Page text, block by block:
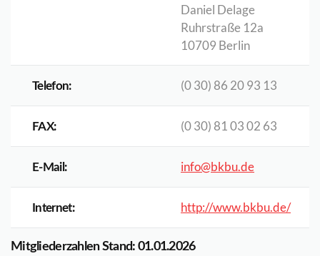
Daniel Delage
Ruhrstraße 12a
10709 Berlin
Telefon: (0 30) 86 20 93 13
FAX: (0 30) 81 03 02 63
E-Mail: info@bkbu.de
Internet: http://www.bkbu.de/
Mitgliederzahlen Stand: 01.01.2026